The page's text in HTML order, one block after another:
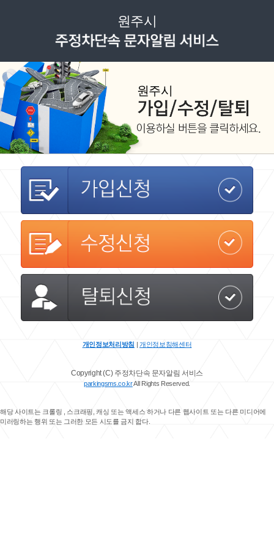
원주시
원주시
개인정보처리방침 개인정보침해센터
Copyright (C) 주정차단속 문자알림 서비스
parkingsms.co.krAll Rights Reserved.
해당 사이트는 크롤링 , 스크래핑, 캐싱 또는 액세스 하거나 다른 웹사이트 또는 다른 미디어에
미러링하는 행위 또는 그러한 모든 시도를 금지 합다.